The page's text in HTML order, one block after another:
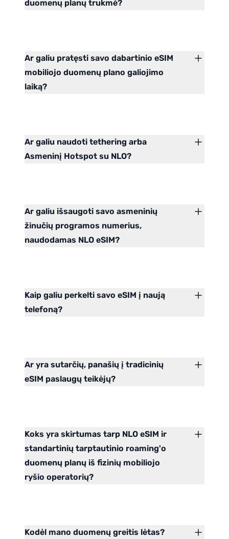
duomenų planų trukmė?
Ar galiu pratęsti savo dabartinio eSIM
mobiliojo duomenų plano galiojimo
laiką?
Ar galiu naudoti tethering arba
Asmeninį Hotspot su NLO?
Ar galiu išsaugoti savo asmeninių
žinučių programos numerius,
naudodamas NLO eSIM?
Kaip galiu perkelti savo eSIM į naują
telefoną?
Ar yra sutarčių, panašių į tradicinių
eSIM paslaugų teikėjų?
Koks yra skirtumas tarp NLO eSIM ir
standartinių tarptautinio roaming'o
duomenų planų iš fizinių mobiliojo
ryšio operatorių?
Kodėl mano duomenų greitis lėtas?